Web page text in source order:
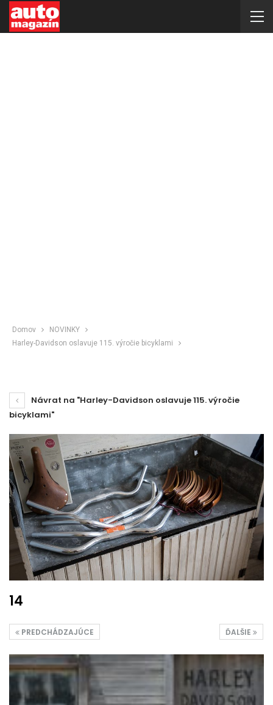
Domov
NOVINKY
Harley-Davidson oslavuje 115. výročie bicyklami
Návrat na "Harley-Davidson oslavuje 115. výročie
bicyklami"
14
ĎALŠIE
PREDCHÁDZAJÚCE